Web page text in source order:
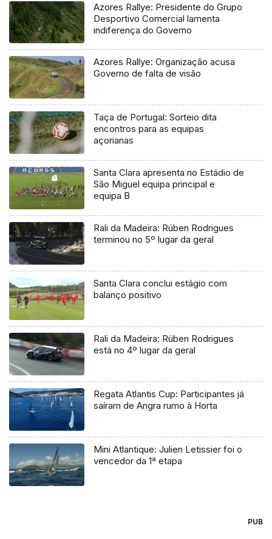
Azores Rallye: Presidente do Grupo
Desportivo Comercial lamenta
indiferença do Governo
Azores Rallye: Organização acusa
Governo de falta de visão
Taça de Portugal: Sorteio dita
encontros para as equipas
açorianas
Santa Clara apresenta no Estádio de
São Miguel equipa principal e
equipa B
Rali da Madeira: Rúben Rodrigues
terminou no 5º lugar da geral
Santa Clara conclui estágio com
balanço positivo
Rali da Madeira: Rúben Rodrigues
está no 4º lugar da geral
Regata Atlantis Cup: Participantes já
saíram de Angra rumo à Horta
Mini Atlantique: Julien Letissier foi o
vencedor da 1ª etapa
PUB